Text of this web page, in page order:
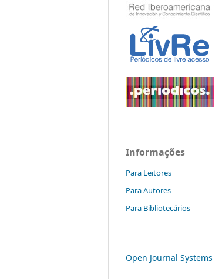
Informações
Para Leitores
Para Autores
Para Bibliotecários
Open Journal Systems